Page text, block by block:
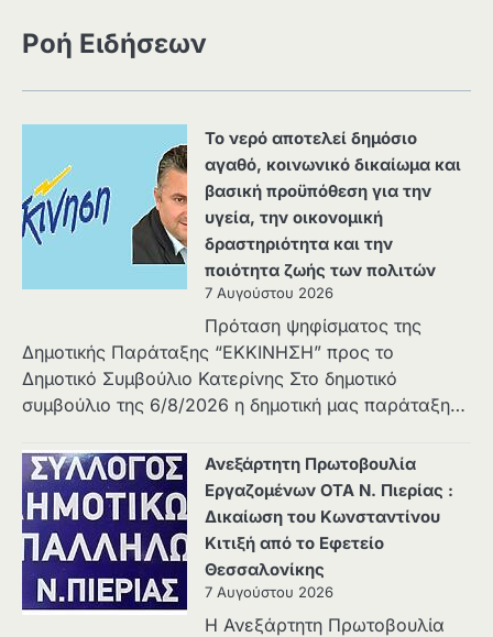
Ροή Ειδήσεων
Το νερό αποτελεί δημόσιο
αγαθό, κοινωνικό δικαίωμα και
βασική προϋπόθεση για την
υγεία, την οικονομική
δραστηριότητα και την
ποιότητα ζωής των πολιτών
7 Αυγούστου 2026
Πρόταση ψηφίσματος της
Δημοτικής Παράταξης “ΕΚΚΙΝΗΣΗ” προς το
Δημοτικό Συμβούλιο Κατερίνης Στο δημοτικό
συμβούλιο της 6/8/2026 η δημοτική μας παράταξη…
Ανεξάρτητη Πρωτοβουλία
Εργαζομένων ΟΤΑ Ν. Πιερίας :
Δικαίωση του Κωνσταντίνου
Κιτιξή από το Εφετείο
Θεσσαλονίκης
7 Αυγούστου 2026
Η Ανεξάρτητη Πρωτοβουλία